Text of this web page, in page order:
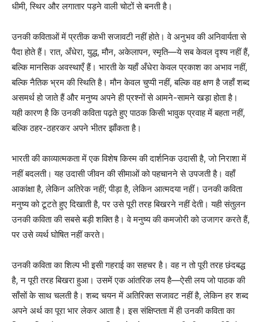
धीमी, स्थिर और लगातार पड़ने वाली चोटों से बनती है।
उनकी कविताओं में प्रतीक कभी सजावटी नहीं होते। वे अनुभव की अनिवार्यता से
पैदा होते हैं। रात, अँधेरा, युद्ध, मौन, अकेलापन, स्मृति—ये सब केवल दृश्य नहीं हैं,
बल्कि मानसिक अवस्थाएँ हैं। भारती के यहाँ अँधेरा केवल प्रकाश का अभाव नहीं,
बल्कि नैतिक भ्रम की स्थिति है। मौन केवल चुप्पी नहीं, बल्कि वह क्षण है जहाँ शब्द
असमर्थ हो जाते हैं और मनुष्य अपने ही प्रश्नों से आमने-सामने खड़ा होता है।
यही कारण है कि उनकी कविता पढ़ते हुए पाठक किसी भावुक प्रवाह में बहता नहीं,
बल्कि ठहर-ठहरकर अपने भीतर झाँकता है।
भारती की काव्यात्मकता में एक विशेष किस्म की दार्शनिक उदासी है, जो निराशा में
नहीं बदलती। यह उदासी जीवन की सीमाओं को पहचानने से उपजती है। वहाँ
आकांक्षा है, लेकिन अतिरेक नहीं; पीड़ा है, लेकिन आत्मदया नहीं। उनकी कविता
मनुष्य को टूटते हुए दिखाती है, पर उसे पूरी तरह बिखरने नहीं देती। यही संतुलन
उनकी कविता की सबसे बड़ी शक्ति है। वे मनुष्य की कमजोरी को उजागर करते हैं,
पर उसे व्यर्थ घोषित नहीं करते।
उनकी कविता का शिल्प भी इसी गहराई का सहचर है। वह न तो पूरी तरह छंदबद्ध
है, न पूरी तरह बिखरा हुआ। उसमें एक आंतरिक लय है—ऐसी लय जो पाठक की
साँसों के साथ चलती है। शब्द चयन में अतिरिक्त सजावट नहीं है, लेकिन हर शब्द
अपने अर्थ का पूरा भार लेकर आता है। इस संक्षिप्तता में ही उनकी कविता का